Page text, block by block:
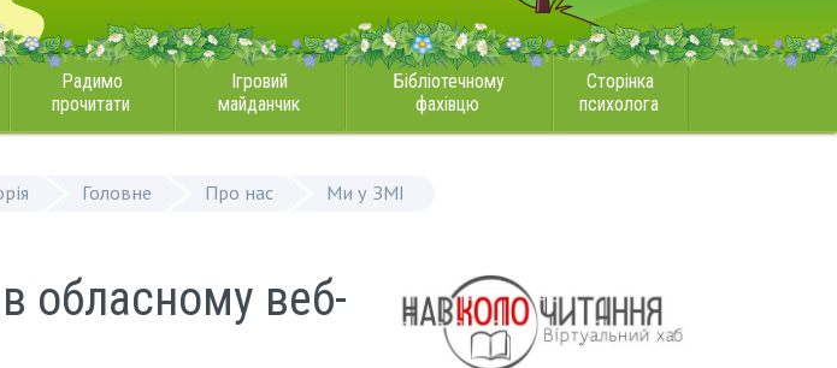
Радимо
прочитати
Ігровий
майданчик
Бібліотечному
фахівцю
Сторінка
психолога
Головне Про нас Ми у ЗМІ
обласному веб-